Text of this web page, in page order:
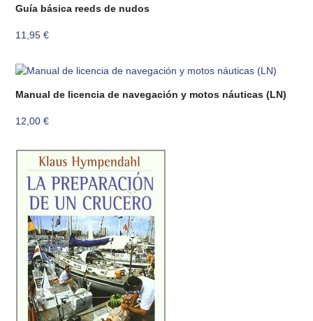
Guía básica reeds de nudos
11,95€
Manual de licencia de navegación y motos náuticas (LN)
12,00€